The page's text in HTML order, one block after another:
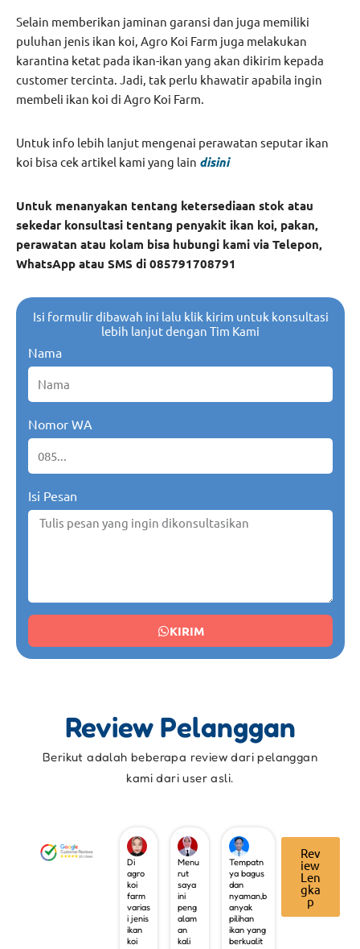
Selain memberikan jaminan garansi dan juga memiliki
puluhan jenis ikan koi, Agro Koi Farm juga melakukan
karantina ketat pada ikan-ikan yang akan dikirim kepada
customer tercinta. Jadi, tak perlu khawatir apabila ingin
membeli ikan koi di Agro Koi Farm.
Untuk info lebih lanjut mengenai perawatan seputar ikan
koi bisa cek artikel kami yang lain disini
Untuk menanyakan tentang ketersediaan stok atau
sekedar konsultasi tentang penyakit ikan koi, pakan,
perawatan atau kolam bisa hubungi kami via Telepon,
WhatsApp atau SMS di 085791708791
Isi formulir dibawah ini lalu klik kirim untuk konsultasi
lebih lanjut dengan Tim Kami
Nama
Nomor WA
Isi Pesan
KIRIM
Review Pelanggan
Berikut adalah beberapa review dari pelanggan
kami dari user asli.
Di
agro
koi
farm
varias
i jenis
ikan
koi
Menu
rut
saya
ini
peng
alam
an
kali
Tempatn
ya bagus
dan
nyaman,b
anyak
pilihan
ikan yang
berkualit
Rev
iew
Len
gka
p